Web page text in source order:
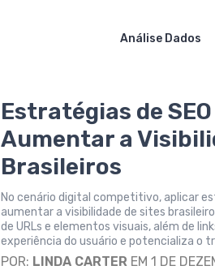
Análise Dados
Estratégias de
Aumentar a
Brasileiros
No cenário digital competitivo, aplicar
aumentar a visibilidade de sites
de URLs e elementos visuais, além de
experiência do usuário e potencializa o
POR: LINDA CARTER EM 1 DE